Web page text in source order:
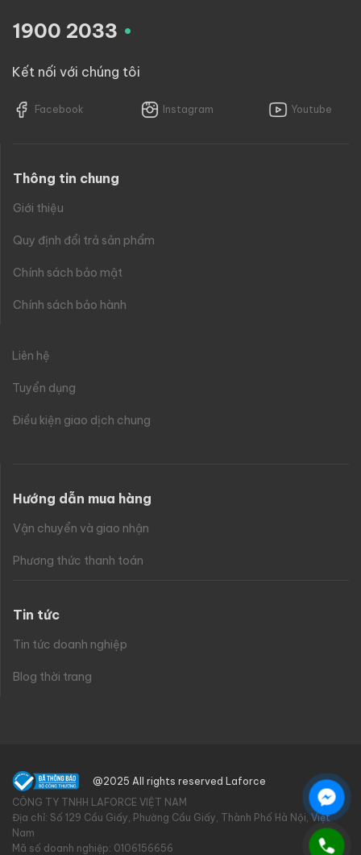
1900 2033 .
Kết nối với chúng tôi
Facebook Instagram Youtube
Thông tin chung
Giới thiệu
Quy định đổi trả sản phẩm
Chính sách bảo mật
Chính sách bảo hành
Liên hệ
Tuyển dụng
Điều kiện giao dịch chung
Hướng dẫn mua hàng
Vận chuyển và giao nhận
Phương thức thanh toán
Tin tức
Tin tức doanh nghiệp
Blog thời trang
@2025 All rights reserved Laforce
CÔNG TY TNHH LAFORCE VIỆT NAM
Địa chỉ: Số 129 Cầu Giấy, Phường Cầu Giấy, Thành Phố Hà Nội, Việt
Nam
Mã số doanh nghiệp: 0106156656